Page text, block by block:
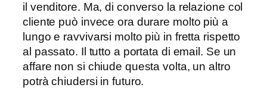
il venditore. Ma, di converso la relazione col
cliente può invece ora durare molto più a
lungo e ravvivarsi molto più in fretta rispetto
al passato. Il tutto a portata di email. Se un
affare non si chiude questa volta, un altro
potrà chiudersi in futuro.